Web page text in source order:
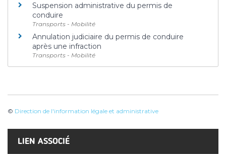
Suspension administrative du permis de
conduire
Transports - Mobilité
Annulation judiciaire du permis de conduire
après une infraction
Transports - Mobilité
© Direction de l'information légale et administrative
LIEN ASSOCIÉ